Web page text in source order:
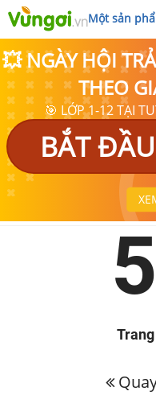
Một sản
💥 NGÀY HỘI
THEO
🎯 LỚP 1-12 TẠI
BẮT